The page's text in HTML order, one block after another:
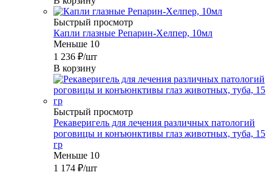
Быстрый просмотр
Капли глазные Репарин-Хелпер, 10мл
Меньше 10
1 236 ₽/шт
В корзину
Быстрый просмотр
Рекаверигель для лечения различных патологий
роговицы и конъюнктивы глаз животных, туба, 15
гр
Меньше 10
1 174 ₽/шт